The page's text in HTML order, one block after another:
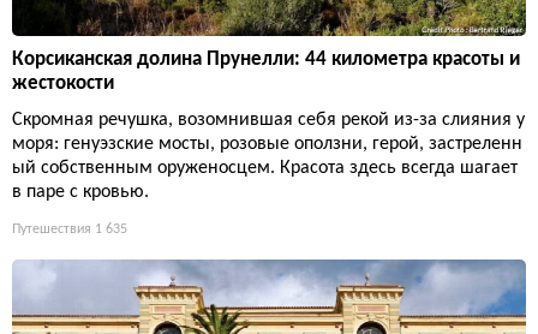
Корсиканская долина Прунелли: 44 километра красоты и
жестокости
Скромная речушка, возомнившая себя рекой из-за слияния у
моря: генуэзские мосты, розовые оползни, герой, застреленн
ый собственным оруженосцем. Красота здесь всегда шагает
в паре с кровью.
Путешествия 1 635